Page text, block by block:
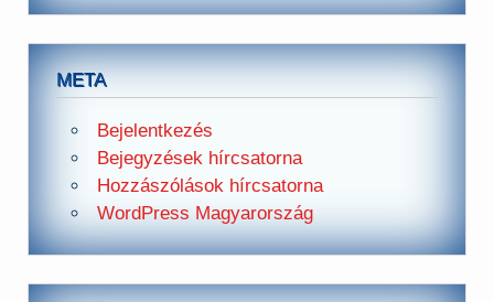
META
Bejelentkezés
Bejegyzések hírcsatorna
Hozzászólások hírcsatorna
WordPress Magyarország